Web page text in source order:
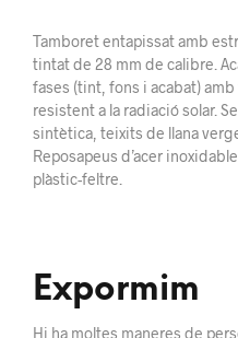
Tamboret entapissat amb
tintat de 28 mm de calibre.
fases (tint, fons i acabat)
resistent a la radiació solar.
sintètica, teixits de llana
Reposapeus d’acer
plàstic-feltre.
Expormim
Hi ha moltes maneres de